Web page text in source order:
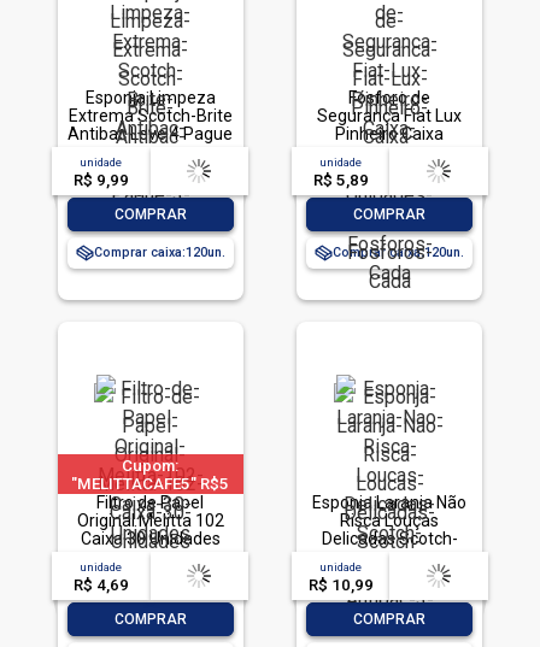
Esponja Limpeza
Extrema Scotch-Brite
Antibac Leve 4 Pague
3 Unidades
unidade
R$ 9,99
acima de
-- --,--un.
COMPRAR
Comprar caixa:120
Fósforo de
Segurança Fiat Lux
Pinheiro Caixa
Madeira 10 Unidades
de 40 Fósforos Cada
unidade
R$ 5,89
acima de
-- --,--un.
COMPRAR
Comprar caixa:120
Cupom:
"MELITTACAFE5" R$5
OFF acima de R$30 em
produtos Melitta
Filtro de Papel
Original Melitta 102
Caixa 30 Unidades
unidade
R$ 4,69
acima de
-- --,--un.
COMPRAR
Esponja Laranja Não
Risca Louças
Delicadas Scotch-
Brite Antibac 3
Unidades
unidade
R$ 10,99
acima de
-- --,--un.
COMPRAR